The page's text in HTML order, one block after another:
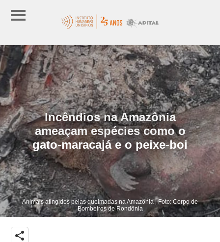
Incêndios na Amazônia
ameaçam espécies como o
gato-maracajá e o peixe-boi
Animais atingidos pelas queimadas na Amazônia | Foto: Corpo de
Bombeiros de Rondônia
share